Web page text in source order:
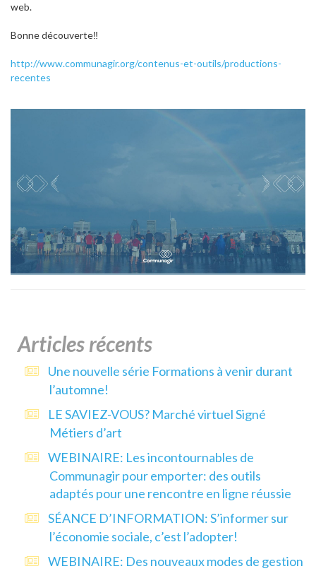
web.
Bonne découverte‼
http://www.communagir.org/contenus-et-outils/productions-
recentes
Articles récents
Une nouvelle série Formations à venir durant
l’automne!
LE SAVIEZ-VOUS? Marché virtuel Signé
Métiers d’art
WEBINAIRE: Les incontournables de
Communagir pour emporter: des outils
adaptés pour une rencontre en ligne réussie
SÉANCE D’INFORMATION: S’informer sur
l’économie sociale, c’est l’adopter!
WEBINAIRE: Des nouveaux modes de gestion